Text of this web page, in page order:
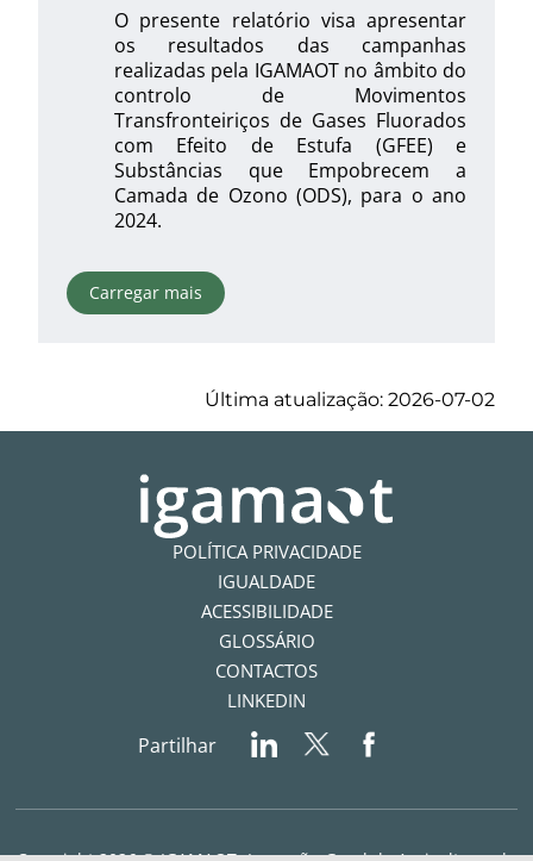
O presente relatório visa apresentar
os resultados das campanhas
realizadas pela IGAMAOT no âmbito do
controlo de Movimentos
Transfronteiriços de Gases Fluorados
com Efeito de Estufa (GFEE) e
Substâncias que Empobrecem a
Camada de Ozono (ODS), para o ano
2024.
Carregar mais
Última atualização: 2026-07-02
POLÍTICA PRIVACIDADE
IGUALDADE
ACESSIBILIDADE
GLOSSÁRIO
CONTACTOS
LINKEDIN
Partilhar